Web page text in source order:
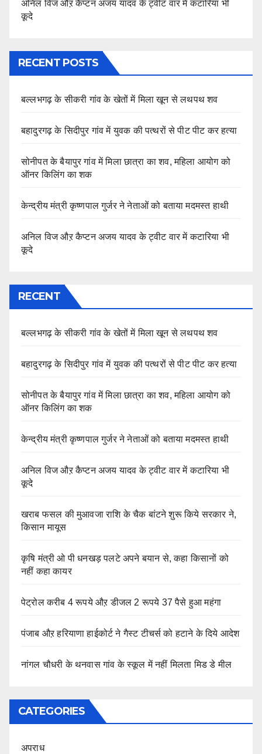
अनिल विज औऱ कैप्टन अजय यादव के ट्वीट वार में कटारिया भी
कूदे
RECENT POSTS
बल्लभगढ़ के सीकरी गांव के खेतों में मिला खून से लथपथ शव
बहादुरगढ़ के सिदीपुर गांव में युवक की पत्थरों से पीट पीट कर हत्या
सोनीपत के बैयापुर गांव में मिला छात्रा का शव, महिला आयोग को
ऑनर किलिंग का शक
केन्द्रीय मंत्री कृष्णपाल गुर्जर ने नेताओं को बताया मदमस्त हाथी
अनिल विज औऱ कैप्टन अजय यादव के ट्वीट वार में कटारिया भी
कूदे
RECENT
बल्लभगढ़ के सीकरी गांव के खेतों में मिला खून से लथपथ शव
बहादुरगढ़ के सिदीपुर गांव में युवक की पत्थरों से पीट पीट कर हत्या
सोनीपत के बैयापुर गांव में मिला छात्रा का शव, महिला आयोग को
ऑनर किलिंग का शक
केन्द्रीय मंत्री कृष्णपाल गुर्जर ने नेताओं को बताया मदमस्त हाथी
अनिल विज औऱ कैप्टन अजय यादव के ट्वीट वार में कटारिया भी
कूदे
खराब फसल की मुआवजा राशि के चैक बांटने शुरू किये सरकार ने,
किसान मायूस
कृषि मंत्री ओ पी धनखड़ पलटे अपने बयान से, कहा किसानों को
नहीं कहा कायर
पेट्रोल करीब 4 रूपये औऱ डीजल 2 रूपये 37 पैसे हुआ महंगा
पंजाब औऱ हरियाणा हाईकोर्ट ने गैस्ट टीचर्स को हटाने के दिये आदेश
नांगल चौधरी के थनवास गांव के स्कूल में नहीं मिलता मिड डे मील
CATEGORIES
अपराध